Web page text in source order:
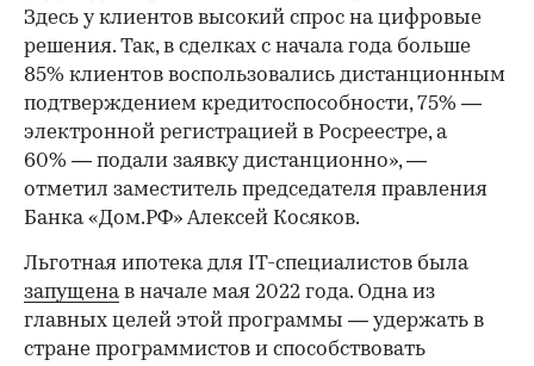
00:00 /
Здесь у клиентов высокий спрос на цифровые
решения. Так, в сделках с начала года больше
85% клиентов воспользовались дистанционным
подтверждением кредитоспособности, 75% —
электронной регистрацией в Росреестре, а
60% — подали заявку дистанционно», —
отметил заместитель председателя правления
Банка «Дом.РФ» Алексей Косяков.
Льготная ипотека для IT-специалистов была
запущенав начале мая 2022 года. Одна из
главных целей этой программы — удержать в
стране программистов и способствовать